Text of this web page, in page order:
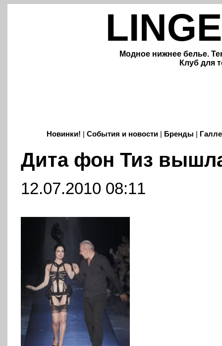
Модное нижнее белье.
Клуб для
Новинки! События и новости| Бренды
Дита фон Тиз
12.07.2010 08:11